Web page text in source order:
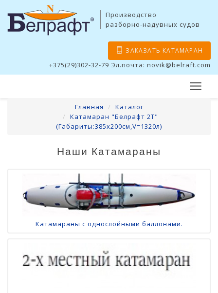
Производство
разборно-надувных судов
ЗАКАЗАТЬ КАТАМАРАН
+375(29)302-32-79 Эл.почта: novik@belraft.com
Главная
Каталог
Катамаран "Белрафт 2Т"
(Габариты:385х200см,V=1320л)
Наши Катамараны
Катамараны с однослойными баллонами.